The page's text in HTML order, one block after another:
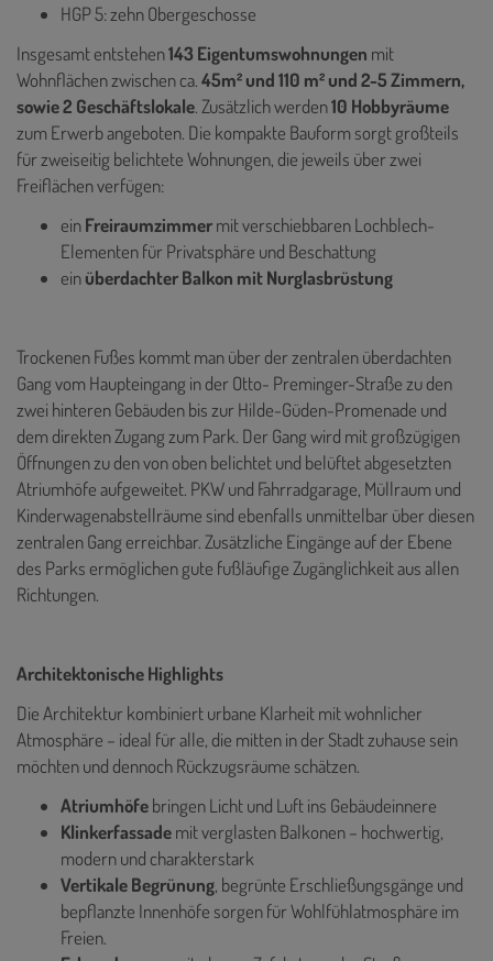
HGP 5: zehn Obergeschosse
Insgesamt entstehen143 Eigentumswohnungen mit
Wohnflächen zwischen ca.45m² und 110 m² und 2-5 Zimmern,
sowie 2 Geschäftslokale. Zusätzlich werden10 Hobbyräume
zum Erwerb angeboten. Die kompakte Bauform sorgt großteils
für zweiseitig belichtete Wohnungen, die jeweils über zwei
Freiflächen verfügen:
einFreiraumzimmermit verschiebbaren Lochblech-
Elementen für Privatsphäre und Beschattung
einüberdachter Balkon mit Nurglasbrüstung
Trockenen Fußes kommt man über der zentralen überdachten
Gang vom Haupteingang in der Otto- Preminger-Straße zu den
zwei hinteren Gebäuden bis zur Hilde-Güden-Promenade und
dem direkten Zugang zum Park. Der Gang wird mit großzügigen
Öffnungen zu den von oben belichtet und belüftet abgesetzten
Atriumhöfe aufgeweitet. PKW und Fahrradgarage, Müllraum und
Kinderwagenabstellräume sind ebenfalls unmittelbar über diesen
zentralen Gang erreichbar. Zusätzliche Eingänge auf der Ebene
des Parks ermöglichen gute fußläufige Zugänglichkeit aus allen
Richtungen.
Architektonische Highlights
Die Architektur kombiniert urbane Klarheit mit wohnlicher
Atmosphäre – ideal für alle, die mitten in der Stadt zuhause sein
möchten und dennoch Rückzugsräume schätzen.
Atriumhöfebringen Licht und Luft ins Gebäudeinnere
Klinkerfassademit verglasten Balkonen – hochwertig,
modern und charakterstark
Vertikale Begrünung, begrünte Erschließungsgänge und
bepflanzte Innenhöfe sorgen für Wohlfühlatmosphäre im
Freien.